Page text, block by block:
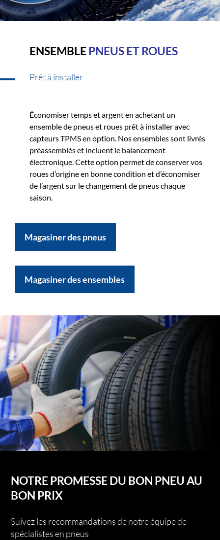
ENSEMBLEPNEUS ET ROUES
Prêt à installer
Économiser temps et argent en achetant un
ensemble de pneus et roues prêt à installer avec
capteurs TPMS en option. Nos ensembles sont livrés
préassemblés et incluent le balancement
électronique. Cette option permet de conserver vos
roues d’origine en bonne condition et d’économiser
de l’argent sur le changement de pneus chaque
saison.
Magasiner des pneus
Magasiner des ensembles
NOTRE PROMESSE DU BON PNEU AU
BON PRIX
Suivez les recommandations de notre équipe de
spécialistes en pneus